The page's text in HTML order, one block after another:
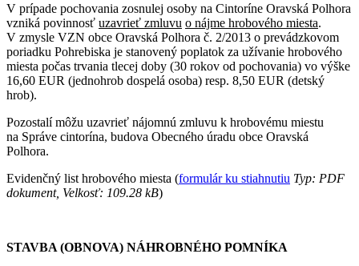
V prípade pochovania zosnulej osoby na Cintoríne Oravská Polhora
vzniká povinnosť uzavrieť zmluvu o nájme hrobového miesta.
V zmysle VZN obce Oravská Polhora č. 2/2013 o prevádzkovom
poriadku Pohrebiska je stanovený poplatok za užívanie hrobového
miesta počas trvania tlecej doby (30 rokov od pochovania) vo výške
16,60 EUR (jednohrob dospelá osoba) resp. 8,50 EUR (detský
hrob).
Pozostalí môžu uzavrieť nájomnú zmluvu k hrobovému miestu
na Správe cintorína, budova Obecného úradu obce Oravská
Polhora.
Evidenčný list hrobového miesta (formulár ku stiahnutiu Typ: PDF
dokument, Velkosť: 109.28 kB)
STAVBA (OBNOVA) NÁHROBNÉHO POMNÍKA